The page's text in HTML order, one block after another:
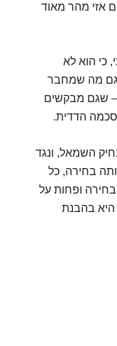
אזי מהר מאוד
כי הוא לא
גם מה שמחבר
– שגם מבקשים
הדדית.
השמאל, ונגד
בחירה, כל
ופחות על
היא בהבנת